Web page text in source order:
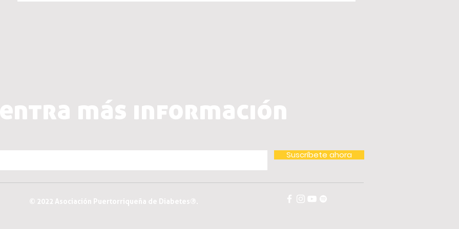
más información
Suscríbete ahora
© 2022 Asociación Puertorriqueña de Diabetes®.